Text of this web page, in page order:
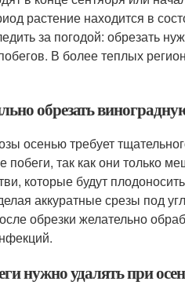
растение находится в
за погодой: обрезать
В более теплых
обрезать
осенью требует
так как они только
которые будут
аккуратные срезы под
обрезки желательно
нужно удалять при